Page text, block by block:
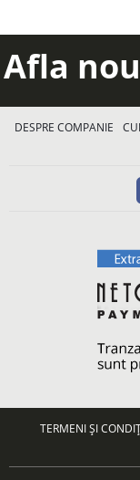
Afla
DESPRE COMPANIE
TERMENI ȘI